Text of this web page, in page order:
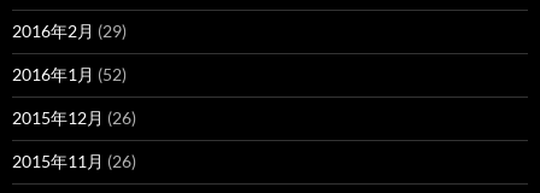
2016年2月 (29)
2016年1月 (52)
2015年12月 (26)
2015年11月 (26)